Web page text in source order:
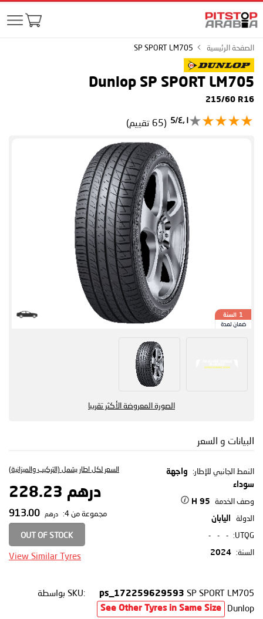
الصفحة الرئيسية SP SPORT LM705
Dunlop SP SPORT LM705
215/60 R16
٤٫١/5 (65 تقييم)
1 السنة
ضمان لمدة
الصورة المعروضة الأكثر تقريبا
البيانات و السعر
النمط الجانبي للإطار:
واجهة
سوداء
وصف الخدمة 95 H
الدولة اليابان
UTQG:
-
-
-
السنة: 2024
السعر لكل اطار يشمل (التركيب والميزانية)
درهم 228.23
مجموعة من 4: درهم
OUT OF STOCK
View Similar Tyres
SKU: ps_172259629593 SP SPORT LM705
بواسطة
Dunlop
See Other Tyres in Same Size